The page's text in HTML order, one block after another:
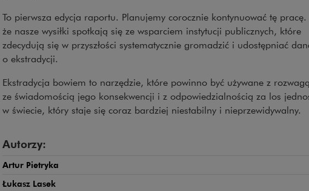
To pierwsza edycja raportu. Planujemy corocznie kontynuować tę pracę.
że nasze wysiłki spotkają się ze wsparciem instytucji publicznych, które
zdecydują się w przyszłości systematycznie gromadzić i udostępniać
o ekstradycji.
Ekstradycja bowiem to narzędzie, które powinno być używane z
ze świadomością jego konsekwencji i z odpowiedzialnością za los
w świecie, który staje się coraz bardziej niestabilny i nieprzewidywalny.
Autorzy:
Artur Pietryka
Łukasz Lasek